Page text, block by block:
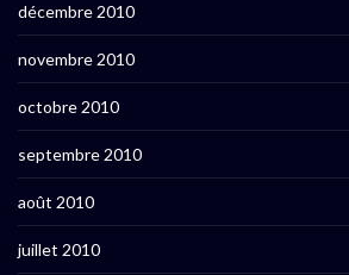
décembre 2010
novembre 2010
octobre 2010
septembre 2010
août 2010
juillet 2010